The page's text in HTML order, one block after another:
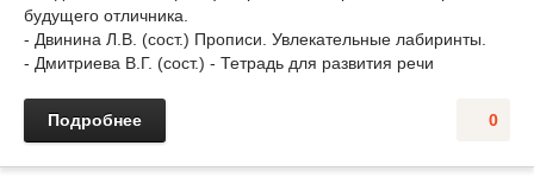
будущего отличника.
- Двинина Л.В. (сост.) Прописи. Увлекательные лабиринты.
- Дмитриева В.Г. (сост.) - Тетрадь для развития речи
0
Подробнее